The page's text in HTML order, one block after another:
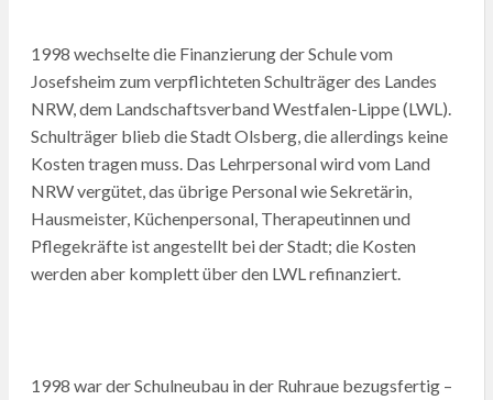
1998 wechselte die Finanzierung der Schule vom
Josefsheim zum verpflichteten Schulträger des Landes
NRW, dem Landschaftsverband Westfalen-Lippe (LWL).
Schulträger blieb die Stadt Olsberg, die allerdings keine
Kosten tragen muss. Das Lehrpersonal wird vom Land
NRW vergütet, das übrige Personal wie Sekretärin,
Hausmeister, Küchenpersonal, Therapeutinnen und
Pflegekräfte ist angestellt bei der Stadt; die Kosten
werden aber komplett über den LWL refinanziert.
1998 war der Schulneubau in der Ruhraue bezugsfertig –